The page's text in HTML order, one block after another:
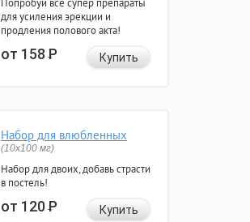
Попробуй все супер препараты
для усиления эрекции и
продления полового акта!
от 158Р Купить
Набор для влюбленных
(10х100 мг)
Набор для двоих, добавь страсти
в постель!
от 120Р Купить